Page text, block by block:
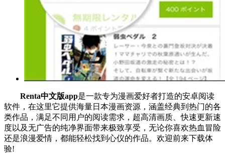
Renta中文版app是一款专为漫画爱好者打造的安卓阅读
软件，在这里它提供海量日本漫画资源，涵盖经典到热门的各
类作品，满足不同用户的阅读需求，超高清画质、快速更新速
度以及无广告的纯净界面带来极致享受，无论你喜欢热血冒险
还是浪漫爱情，都能轻松找到心仪的作品。欢迎前来下载体
验!